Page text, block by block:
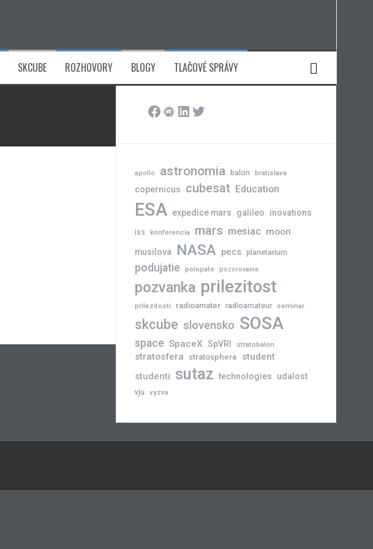
SKCUBE ROZHOVORY BLOGY TLAČOVÉ SPRÁVY
Facebook
Meetup
LinkedIn
Twitter
apollo astronomia balon bratislava
copernicus cubesat Education
ESA expedice mars galileo inovations
iss konferencia mars mesiac moon
musilova NASA pecs planetarium
podujatie polopate pozorovanie
pozvanka prilezitost
prilezitosti radioamater radioamateur seminar
skcube slovensko SOSA
space SpaceX SpVRI stratobalon
stratosfera stratosphere
student
studenti sutaz technologies udalost
vju vyzva